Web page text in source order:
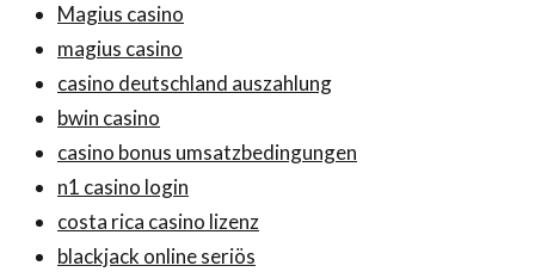
Magius casino
magius casino
casino deutschland auszahlung
bwin casino
casino bonus umsatzbedingungen
n1 casino login
costa rica casino lizenz
blackjack online seriös